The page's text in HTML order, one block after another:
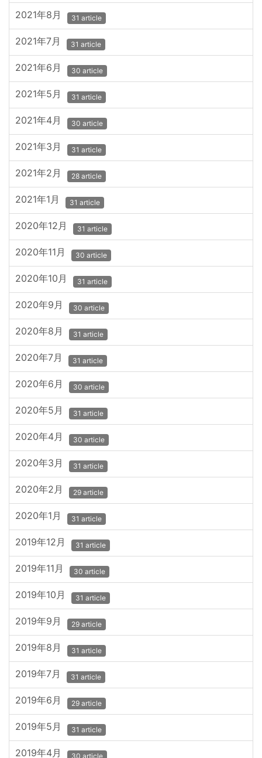
2021年8月 31 article
2021年7月 31 article
2021年6月 30 article
2021年5月 31 article
2021年4月 30 article
2021年3月 31 article
2021年2月 28 article
2021年1月 31 article
2020年12月 31 article
2020年11月 30 article
2020年10月 31 article
2020年9月 30 article
2020年8月 31 article
2020年7月 31 article
2020年6月 30 article
2020年5月 31 article
2020年4月 30 article
2020年3月 31 article
2020年2月 29 article
2020年1月 31 article
2019年12月 31 article
2019年11月 30 article
2019年10月 31 article
2019年9月 29 article
2019年8月 31 article
2019年7月 31 article
2019年6月 29 article
2019年5月 31 article
2019年4月 30 article